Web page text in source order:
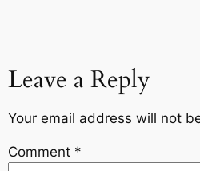
Leave a Reply
Your email address will not
Comment *